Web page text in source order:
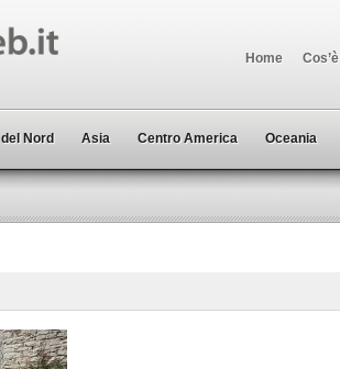
Home Cos’è
Nord Asia Centro America Oceania